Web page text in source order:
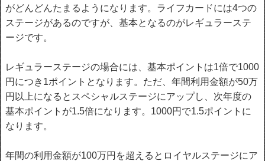
がどんどんたまるようになります。ライフカードには4つの
ステージがあるのですが、基本となるのがレギュラーステ
ージです。
レギュラーステージの場合には、基本ポイントは1倍で1000
円につき1ポイントとなります。ただ、年間利用金額が50万
円以上になるとスペシャルステージにアップし、次年度の
基本ポイントが1.5倍になります。1000円で1.5ポイントに
なります。
年間の利用金額が100万円を超えるとロイヤルステージにア